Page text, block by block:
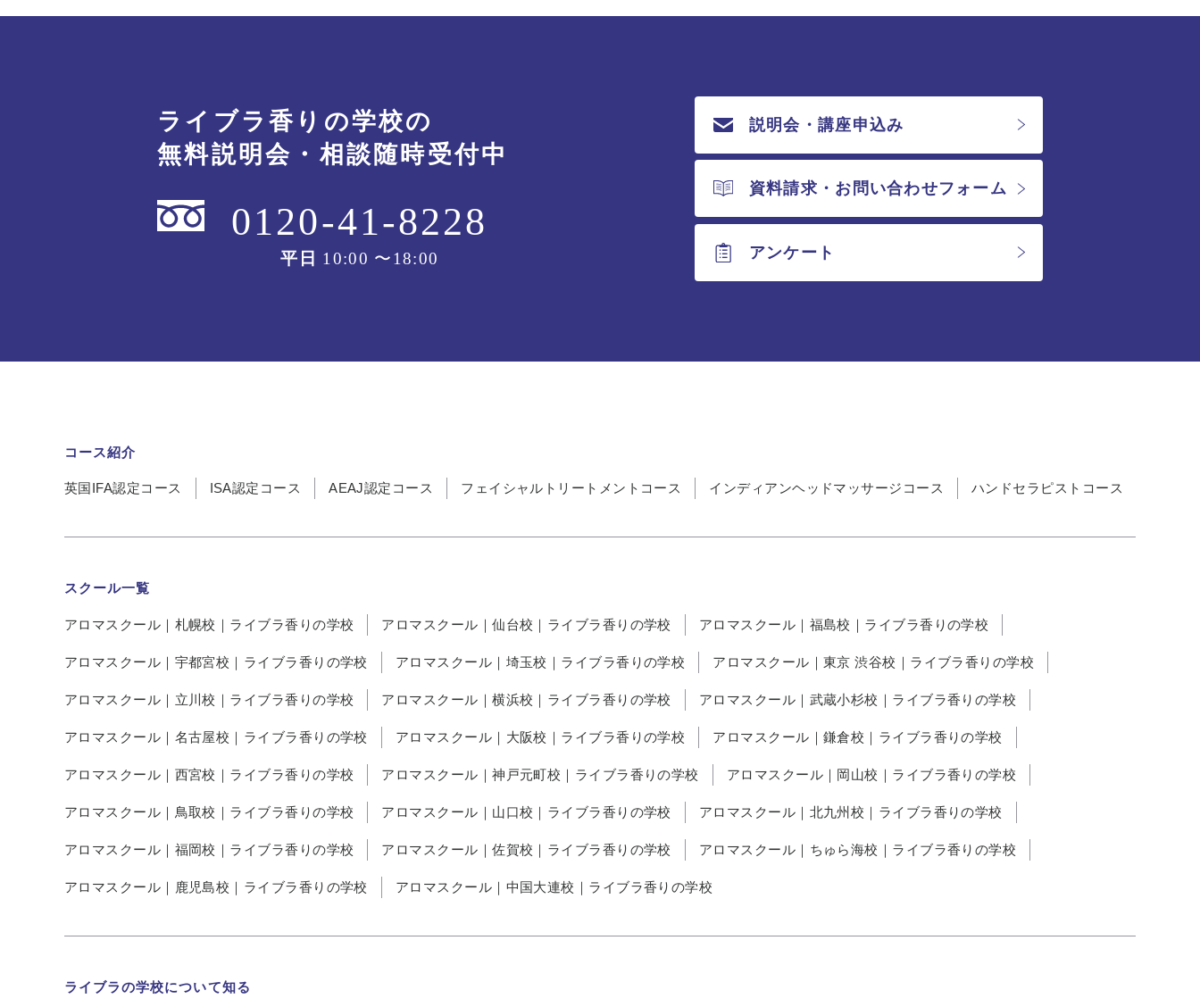
ライブラ香りの学校の
無料説明会・相談随時受付中
0120-41-8228
平日 10:00 〜18:00
説明会・講座申込み
資料請求・お問い合わせフォーム
アンケート
コース紹介
英国IFA認定コース ISA認定コース AEAJ認定コース フェイシャルトリートメントコース インディアンヘッドマッサージコース ハンドセラピストコース
スクール一覧
アロマスクール｜札幌校｜ライブラ香りの学校 アロマスクール｜仙台校｜ライブラ香りの学校 アロマスクール｜福島校｜ライブラ香りの学校
アロマスクール｜宇都宮校｜ライブラ香りの学校 アロマスクール｜埼玉校｜ライブラ香りの学校 アロマスクール｜東京 渋谷校｜ライブラ香りの学校
アロマスクール｜立川校｜ライブラ香りの学校 アロマスクール｜横浜校｜ライブラ香りの学校 アロマスクール｜武蔵小杉校｜ライブラ香りの学校
アロマスクール｜名古屋校｜ライブラ香りの学校 アロマスクール｜大阪校｜ライブラ香りの学校 アロマスクール｜鎌倉校｜ライブラ香りの学校
アロマスクール｜西宮校｜ライブラ香りの学校 アロマスクール｜神戸元町校｜ライブラ香りの学校 アロマスクール｜岡山校｜ライブラ香りの学校
アロマスクール｜鳥取校｜ライブラ香りの学校 アロマスクール｜山口校｜ライブラ香りの学校 アロマスクール｜北九州校｜ライブラ香りの学校
アロマスクール｜福岡校｜ライブラ香りの学校 アロマスクール｜佐賀校｜ライブラ香りの学校 アロマスクール｜ちゅら海校｜ライブラ香りの学校
アロマスクール｜鹿児島校｜ライブラ香りの学校 アロマスクール｜中国大連校｜ライブラ香りの学校
ライブラの学校について知る